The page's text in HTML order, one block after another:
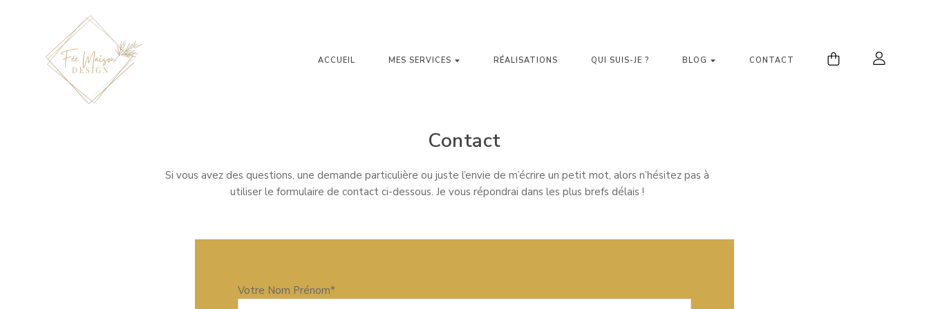
L'ATELIER FÉE MAISON
L'Art du 100% Fait Maison ACCUEIL MES SERVICES RÉALISATIONS QUI SUIS-JE ? BLOG CONTACT
Contact
Si vous avez des questions, une demande particulière ou juste l’envie de m’écrire un petit mot, alors n’hésitez pas à
utiliser le formulaire de contact ci-dessous. Je vous répondrai dans les plus brefs délais !
Votre Nom Prénom*